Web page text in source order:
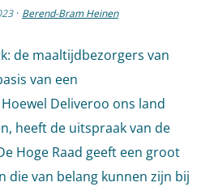
· Berend-Bram Heinen
de maaltijdbezorgers van
van een
Deliveroo ons land
heeft de uitspraak van de
Hoge Raad geeft een groot
die van belang kunnen zijn bij